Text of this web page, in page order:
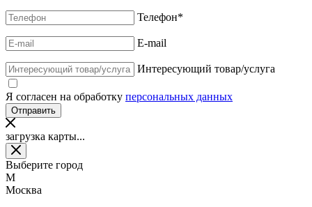
Телефон*
E-mail
Интересующий товар/услуга
Я согласен на обработку персональных данных
загрузка карты...
Выберите город
М
Москва